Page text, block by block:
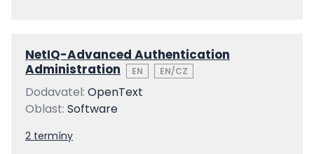
NetIQ-Advanced Authentication
Administration
EN EN/CZ
Dodavatel: OpenText
Oblast: Software
2 termíny